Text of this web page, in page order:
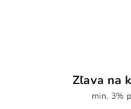
Zľava na
min. 3%